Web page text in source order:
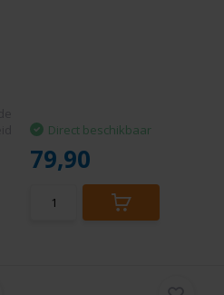
Direct beschikbaar
79,90